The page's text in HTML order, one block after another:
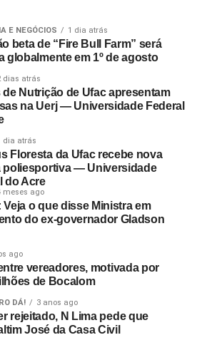
E NEGÓCIOS 1 dia atrás
beta de “Fire Bull Farm” será
globalmente em 1º de agosto
dias atrás
de Nutrição de Ufac apresentam
na Uerj — Universidade Federal
dia atrás
Floresta da Ufac recebe nova
poliesportiva — Universidade
do Acre
meses ago
Veja o que disse Ministra em
do ex-governador Gladson
ago
vereadores, motivada por
de Bocalom
DÁ! 3 anos ago
rejeitado, N Lima pede que
José da Casa Civil